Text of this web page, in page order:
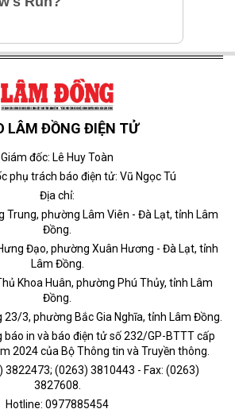
LÂM ĐỒNG ĐIỆN TỬ
Giám đốc: Lê Huy Toàn
phụ trách báo điện tử: Vũ Ngọc Tú
Địa chỉ:
Trung, phường Lâm Viên - Đà Lạt, tỉnh Lâm
Đồng.
Đạo, phường Xuân Hương - Đà Lạt, tỉnh
Lâm Đồng.
Khoa Huân, phường Phú Thủy, tỉnh Lâm
Đồng.
23/3, phường Bắc Gia Nghĩa, tỉnh Lâm Đồng.
báo in và báo điện tử số 232/GP-BTTT cấp
2024 của Bộ Thông tin và Truyền thông.
3822473; (0263) 3810443 - Fax: (0263)
3827608.
Hotline: 0977885454